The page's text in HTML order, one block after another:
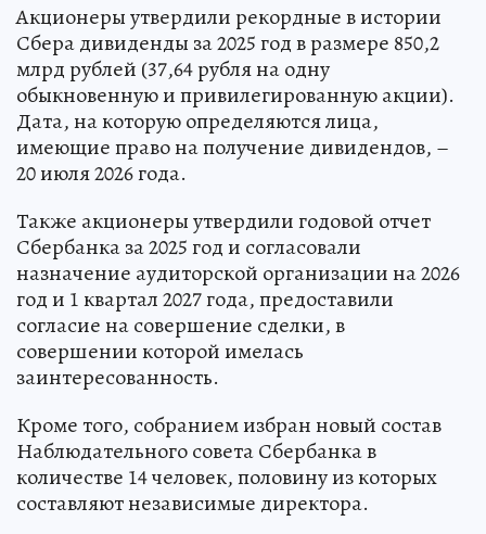
Акционеры утвердили рекордные в истории
Сбера дивиденды за 2025 год в размере 850,2
млрд рублей (37,64 рубля на одну
обыкновенную и привилегированную акции).
Дата, на которую определяются лица,
имеющие право на получение дивидендов, –
20 июля 2026 года.
Также акционеры утвердили годовой отчет
Сбербанка за 2025 год и согласовали
назначение аудиторской организации на 2026
год и 1 квартал 2027 года, предоставили
согласие на совершение сделки, в
совершении которой имелась
заинтересованность.
Кроме того, собранием избран новый состав
Наблюдательного совета Сбербанка в
количестве 14 человек, половину из которых
составляют независимые директора.